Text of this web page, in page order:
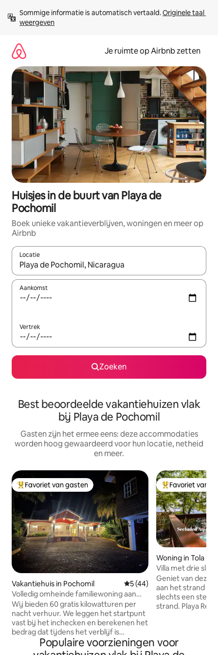
direct
naar
Sommige informatie is automatisch vertaald. Originele taal
weergeven
Je ruimte op Airbnb zetten
Huisjes in de buurt van Playa de
Pochomil
Boek unieke vakantieverblijven, woningen en meer op
Airbnb
Locatie
Wanneer er suggesties beschikbaar zijn, maak je een keuze
Aankomst
Vertrek
Zoeken
Best beoordeelde vakantiehuizen vlak
bij Playa de Pochomil
Gasten zijn het ermee eens: deze accommodaties
worden hoog gewaardeerd voor hun locatie, netheid
en meer.
Topfavoriet van gasten
Favoriet van gasten
Vakantiehuis in Pochomil Gemiddelde beoordeling
5 (44)
Volledig omheinde familiewoning aan
zee
Wij bieden 60 gratis kilowatturen per
nacht verhuur. We leggen het startpunt
vast bij het inchecken en berekenen het
bedrag dat tijdens het verblijf is
gebruikt. Als het het opgegeven totale
bedrag overschrijdt op basis van de
Topfavoriet van
Favoriet van
Woning in Tola
Villa met drie
strand op Playa
Geniet van deze
aan het strand op
slechts een
strand. Playa Redonda is uitgeroepen tot
en koffiezetapparaat. De huur
uit een Master
Populaire voorzieningen voor